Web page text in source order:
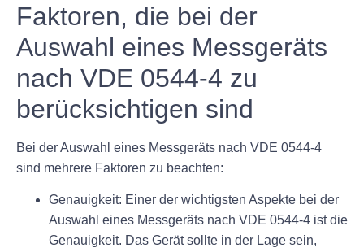
Faktoren, die bei der
Auswahl eines Messgeräts
nach VDE 0544-4 zu
berücksichtigen sind
Bei der Auswahl eines Messgeräts nach VDE 0544-4
sind mehrere Faktoren zu beachten:
Genauigkeit: Einer der wichtigsten Aspekte bei der
Auswahl eines Messgeräts nach VDE 0544-4 ist die
Genauigkeit. Das Gerät sollte in der Lage sein,